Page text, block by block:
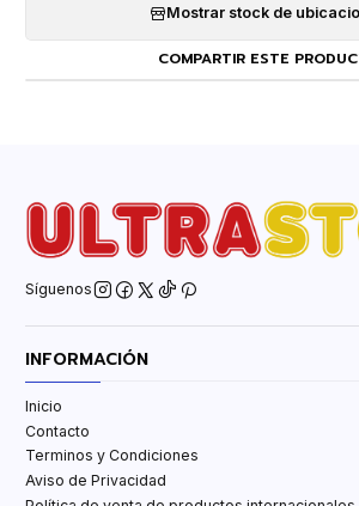
Mostrar stock de
COMPARTIR ESTE
Síguenos
INFORMACIÓN
Inicio
Contacto
Terminos y Condiciones
Aviso de Privacidad